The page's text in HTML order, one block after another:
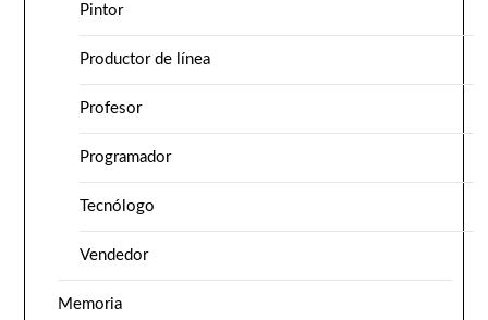
Pintor
Productor de línea
Profesor
Programador
Tecnólogo
Vendedor
Memoria